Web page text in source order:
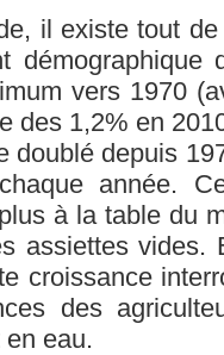
il existe tout
démographique
vers 1970
des 1,2% en
doublé depuis
année.
à la table du
assiettes
croissance
des
eau.